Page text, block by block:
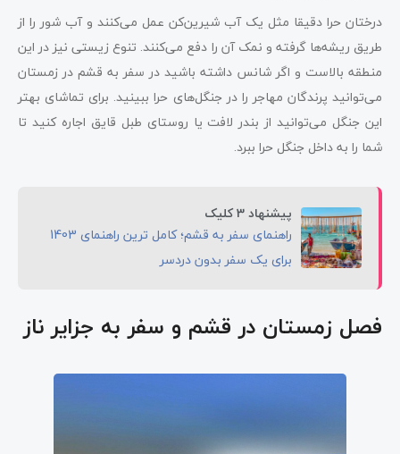
درختان حرا دقیقا مثل یک آب‌ شیرین‌کن عمل می‌کنند و آب شور را از
طریق ریشه‌ها گرفته و نمک آن را دفع می‌کنند. تنوع زیستی نیز در این
منطقه بالاست و اگر شانس داشته باشید در سفر به قشم در زمستان
می‌توانید پرندگان مهاجر را در جنگل‌های حرا ببینید. برای تماشای بهتر
این جنگل می‌توانید از بندر لافت یا روستای طبل قایق اجاره کنید تا
شما را به داخل جنگل حرا ببرد.
پیشنهاد 3 کلیک
راهنمای سفر به قشم؛ کامل ترین راهنمای 1403
برای یک سفر بدون دردسر
فصل زمستان در قشم و سفر به جزایر ناز